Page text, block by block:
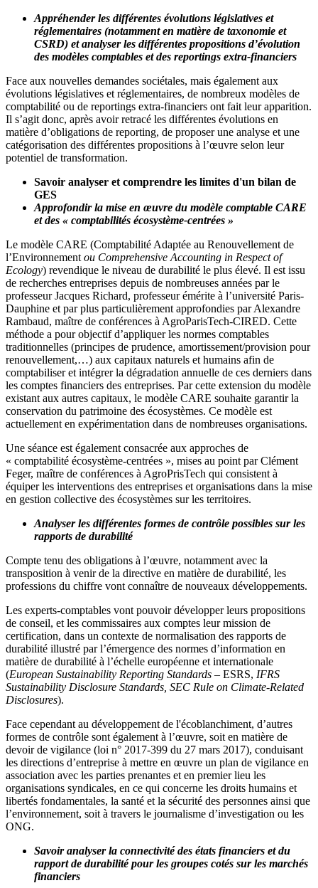
Appréhender les différentes évolutions législatives et
réglementaires (notamment en matière de taxonomie et
CSRD) et analyser les différentes propositions d’évolution
des modèles comptables et des reportings extra-financiers
Face aux nouvelles demandes sociétales, mais également aux
évolutions législatives et réglementaires, de nombreux modèles de
comptabilité ou de reportings extra-financiers ont fait leur apparition.
Il s’agit donc, après avoir retracé les différentes évolutions en
matière d’obligations de reporting, de proposer une analyse et une
catégorisation des différentes propositions à l’œuvre selon leur
potentiel de transformation.
Savoir analyser et comprendre les limites d'un bilan de
GES
Approfondir la mise en œuvre du modèle comptable CARE
et des « comptabilités écosystème-centrées »
Le modèle CARE (Comptabilité Adaptée au Renouvellement de
l’Environnement ou Comprehensive Accounting in Respect of
Ecology) revendique le niveau de durabilité le plus élevé. Il est issu
de recherches entreprises depuis de nombreuses années par le
professeur Jacques Richard, professeur émérite à l’université Paris-
Dauphine et par plus particulièrement approfondies par Alexandre
Rambaud, maître de conférences à AgroParisTech-CIRED. Cette
méthode a pour objectif d’appliquer les normes comptables
traditionnelles (principes de prudence, amortissement/provision pour
renouvellement,…) aux capitaux naturels et humains afin de
comptabiliser et intégrer la dégradation annuelle de ces derniers dans
les comptes financiers des entreprises. Par cette extension du modèle
existant aux autres capitaux, le modèle CARE souhaite garantir la
conservation du patrimoine des écosystèmes. Ce modèle est
actuellement en expérimentation dans de nombreuses organisations.
Une séance est également consacrée aux approches de
« comptabilité écosystème-centrées », mises au point par Clément
Feger, maître de conférences à AgroPrisTech qui consistent à
équiper les interventions des entreprises et organisations dans la mise
en gestion collective des écosystèmes sur les territoires.
Analyser les différentes formes de contrôle possibles sur les
rapports de durabilité
Compte tenu des obligations à l’œuvre, notamment avec la
transposition à venir de la directive en matière de durabilité, les
professions du chiffre vont connaître de nouveaux développements.
Les experts-comptables vont pouvoir développer leurs propositions
de conseil, et les commissaires aux comptes leur mission de
certification, dans un contexte de normalisation des rapports de
durabilité illustré par l’émergence des normes d’information en
matière de durabilité à l’échelle européenne et internationale
(European Sustainability Reporting Standards – ESRS, IFRS
Sustainability Disclosure Standards, SEC Rule on Climate-Related
Disclosures).
Face cependant au développement de l'écoblanchiment, d’autres
formes de contrôle sont également à l’œuvre, soit en matière de
devoir de vigilance (loi n° 2017-399 du 27 mars 2017), conduisant
les directions d’entreprise à mettre en œuvre un plan de vigilance en
association avec les parties prenantes et en premier lieu les
organisations syndicales, en ce qui concerne les droits humains et
libertés fondamentales, la santé et la sécurité des personnes ainsi que
l’environnement, soit à travers le journalisme d’investigation ou les
ONG.
Savoir analyser la connectivité des états financiers et du
rapport de durabilité pour les groupes cotés sur les marchés
financiers